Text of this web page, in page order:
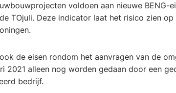
voldoen aan nieuwe BENG-
TOjuli. Deze indicator laat het risico zien
de eisen rondom het aanvragen van de
2021 alleen nog worden gedaan door een
bedrijf.